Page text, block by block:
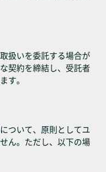
扱いを委託する場合が
契約を締結し、受託者
す。
ついて、原則としてユ
ん。ただし、以下の場